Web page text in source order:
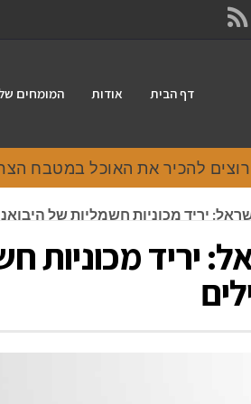
דף הבית אודות המומחים
רוצים להכיר את האוכל במטבח הצרפתי?
יריד מכוניות חשמליות של
יריד מכוניות